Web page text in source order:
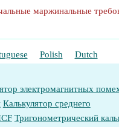
маржинальные
Polish Dutch
электромагнитных
Калькулятор среднего
Тригонометрический